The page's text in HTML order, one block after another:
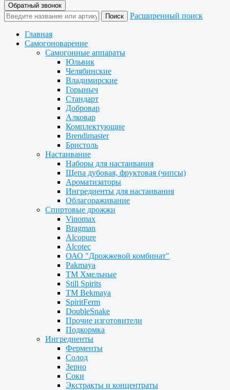
Обратный звонок
Расширенный поиск
Главная
Самогоноварение
Самогонные аппараты
Юльвик
Челябинские
Владимирские
Горыныч
Стандарт
Добровар
Алковар
Комплектующие
Brendimaster
Бристоль
Настаивание
Наборы для настаивания
Щепа дубовая, фруктовая (чипсы)
Ароматизаторы
Ингредиенты для настаивания
Облагораживание
Спиртовые дрожжи
Vinomax
Bragman
Alcopure
Alcotec
ОАО "Дрожжевой комбинат"
Pakmaya
ТМ Хмельные
Still Spirits
ТМ Bekmaya
SpiritFerm
DoubleSnake
Прочие изготовители
Подкормка
Ингредиенты
Ферменты
Солод
Зерно
Соки
Экстракты и концентраты